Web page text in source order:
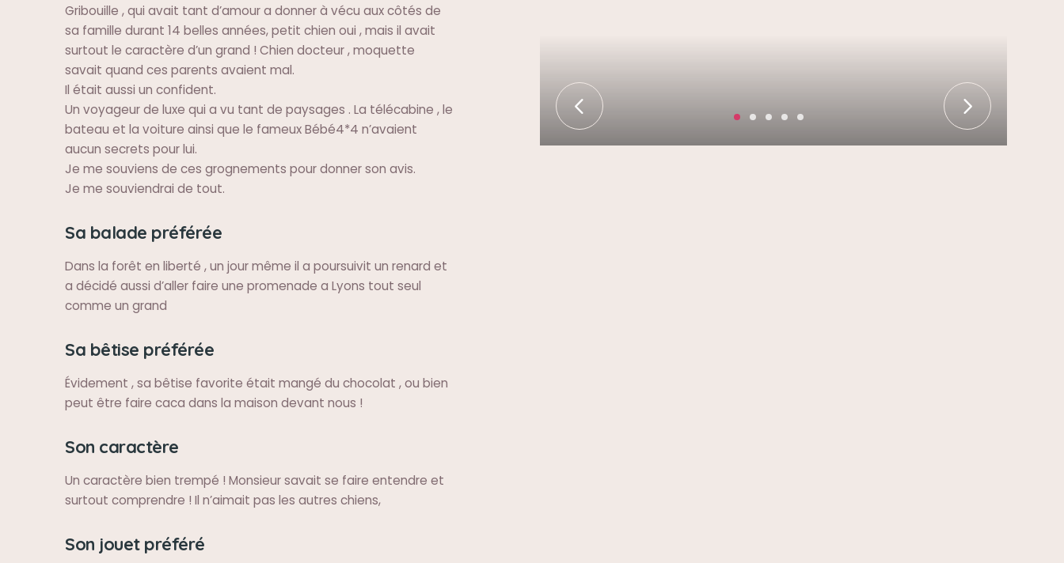
Gribouille , qui avait tant d’amour a donner à vécu aux côtés de
sa famille durant 14 belles années, petit chien oui , mais il avait
surtout le caractère d’un grand ! Chien docteur , moquette
savait quand ces parents avaient mal.
Il était aussi un confident.
Un voyageur de luxe qui a vu tant de paysages . La télécabine , le
bateau et la voiture ainsi que le fameux Bébé4*4 n’avaient
aucun secrets pour lui.
Je me souviens de ces grognements pour donner son avis.
Je me souviendrai de tout.
Sa balade préférée
Dans la forêt en liberté , un jour même il a poursuivit un renard et
a décidé aussi d’aller faire une promenade a Lyons tout seul
comme un grand
Sa bêtise préférée
Évidement , sa bêtise favorite était mangé du chocolat , ou bien
peut être faire caca dans la maison devant nous !
Son caractère
Un caractère bien trempé ! Monsieur savait se faire entendre et
surtout comprendre ! Il n’aimait pas les autres chiens,
Son jouet préféré